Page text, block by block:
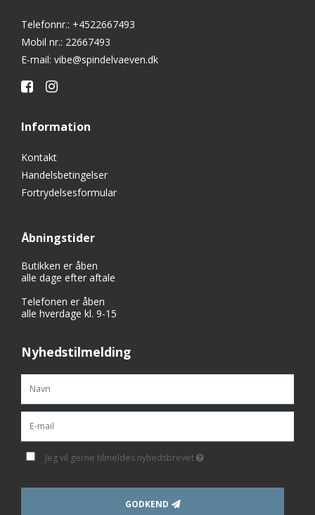
Telefonnr.: +4522667493
Mobil nr.: 22667493
E-mail: vibe@spindelvaeven.dk
Information
Kontakt
Handelsbetingelser
Fortrydelsesformular
Åbningstider
Butikken er åben
alle dage efter aftale
Telefonen er åben
alle hverdage kl. 9-15
Nyhedstilmelding
Jeg vil gerne tilmeldes nyhedsbrevet
GODKEND